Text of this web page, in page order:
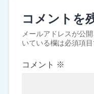
コメントを
メールアドレスが公
いている欄は必須項
コメント ※